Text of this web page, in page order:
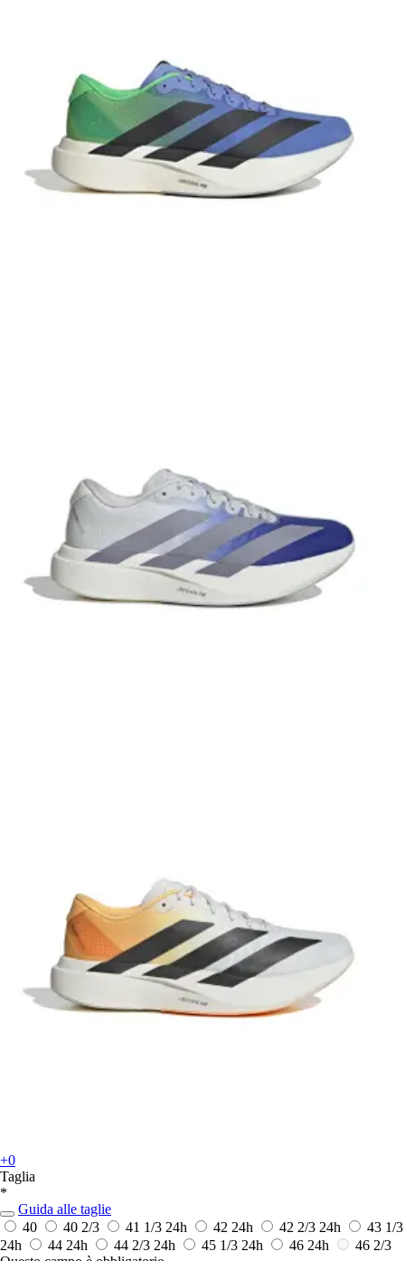
+0
Taglia
*
Guida alle taglie
40
40 2/3 41 1/3 24h 42 24h 42 2/3 24h
43 1/3
24h
44 24h 44 2/3 24h 45 1/3 24h 46 24h
46 2/3